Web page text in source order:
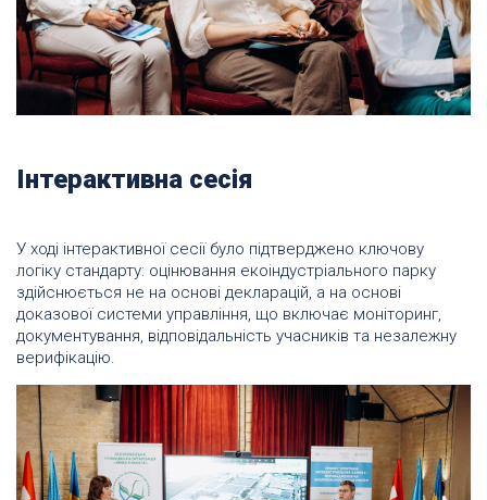
Інтерактивна сесія
У ході інтерактивної сесії було підтверджено ключову
логіку стандарту: оцінювання екоіндустріального парку
здійснюється не на основі декларацій, а на основі
доказової системи управління, що включає моніторинг,
документування, відповідальність учасників та незалежну
верифікацію.